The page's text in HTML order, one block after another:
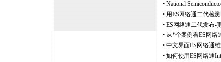
• National
• 用ES网络通二代检
• ES网络通二代发布-
• 从*个案例看ES网络
• 中文界面ES网络通
• 如何使用ES网络通